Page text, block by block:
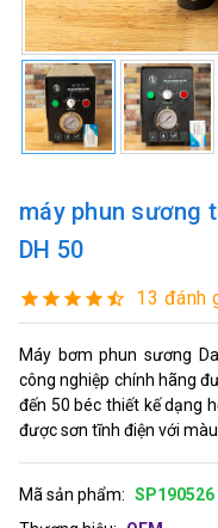
máy phun sương
DH 50
13 đánh
Máy bơm phun sương
công nghiệp chính hãng
đến 50 béc thiết kế dạng
được sơn tĩnh điện với
Mã sản phẩm: SP190526